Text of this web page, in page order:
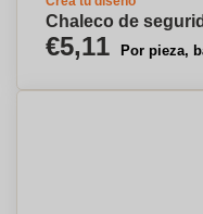
Chaleco de
€5,11 Por pieza,